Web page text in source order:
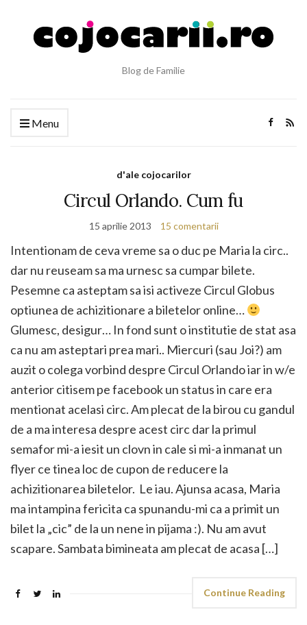
Blog de Familie
Menu
d'ale cojocarilor
Circul Orlando. Cum fu
15 aprilie 2013 15 comentarii
Intentionam de ceva vreme sa o duc pe Maria la circ..
dar nu reuseam sa ma urnesc sa cumpar bilete.
Pesemne ca asteptam sa isi activeze Circul Globus
optiunea de achizitionare a biletelor online…
Glumesc, desigur… In fond sunt o institutie de stat asa
ca nu am asteptari prea mari.. Miercuri (sau Joi?) am
auzit o colega vorbind despre Circul Orlando iar in w/e
anterior citisem pe facebook un status in care era
mentionat acelasi circ. Am plecat de la birou cu gandul
de a ma interesa despre acest circ dar la primul
semafor mi-a iesit un clovn in cale si mi-a inmanat un
flyer ce tinea loc de cupon de reducere la
achizitionarea biletelor. Le iau. Ajunsa acasa, Maria
ma intampina fericita ca spunandu-mi ca a primit un
bilet la „cic” de la un nene in pijama :). Nu am avut
scapare. Sambata bimineata am plecat de acasa […]
Continue Reading